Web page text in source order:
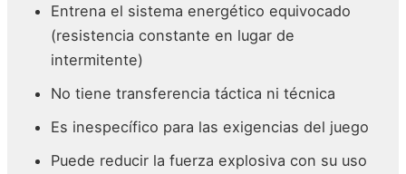
Entrena el sistema energético equivocado
(resistencia constante en lugar de
intermitente)
No tiene transferencia táctica ni técnica
Es inespecífico para las exigencias del juego
Puede reducir la fuerza explosiva con su uso